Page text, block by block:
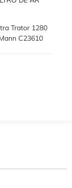
Trator 1280
C23610